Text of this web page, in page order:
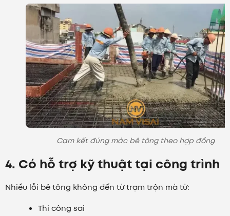
Cam kết đúng mác bê tông theo hợp đồng
4. Có hỗ trợ kỹ thuật tại công trình
Nhiều lỗi bê tông không đến từ trạm trộn mà từ:
Thi công sai